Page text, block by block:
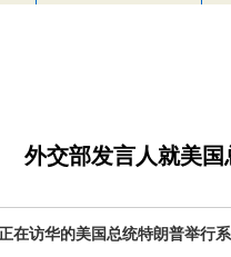
外交部发言人就美
在访华的美国总统特朗普举行